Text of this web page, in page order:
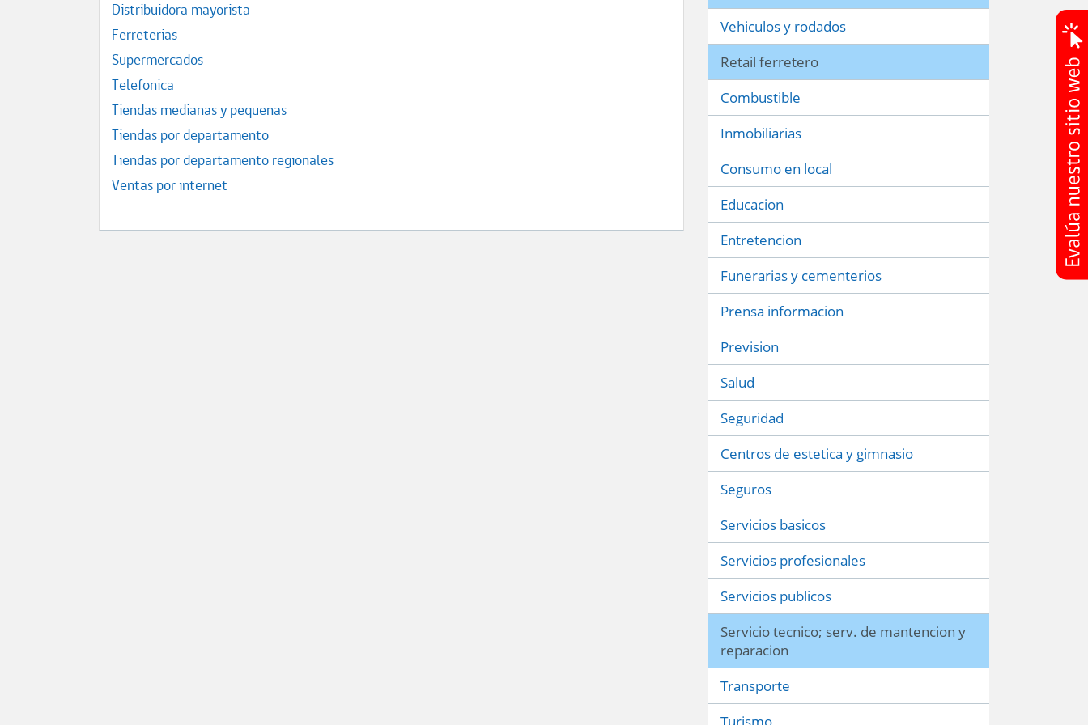
Distribuidora mayorista
Ferreterias
Supermercados
Telefonica
Tiendas medianas y pequenas
Tiendas por departamento
Tiendas por departamento regionales
Ventas por internet
Vehiculos y rodados
Retail ferretero
Combustible
Inmobiliarias
Consumo en local
Educacion
Entretencion
Funerarias y cementerios
Prensa informacion
Prevision
Salud
Seguridad
Centros de estetica y gimnasio
Seguros
Servicios basicos
Servicios profesionales
Servicios publicos
Servicio tecnico; serv. de mantencion y
reparacion
Transporte